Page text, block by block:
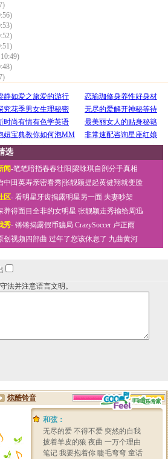
选
闻-笔笔暗指春春壮阳 梁咏琪自剖分手真相
中田英寿亲密看秀张靓颖提起黄健翔就变脸
区- 看明星牙齿揭露明星另一面 夫妻吵架
养得面目全非的女明星 张靓颖走秀输给周迅
秀- 锵锵揭露假币骗局 CrazySoccer 卢正雨
创视频四部曲 过年了您该休息了 九曲黄河
法并注意语言文明。